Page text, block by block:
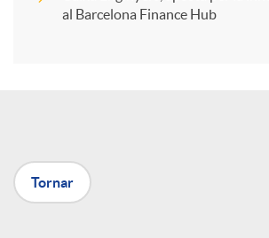
r
a
al Barcelona Finance Hub
Tornar